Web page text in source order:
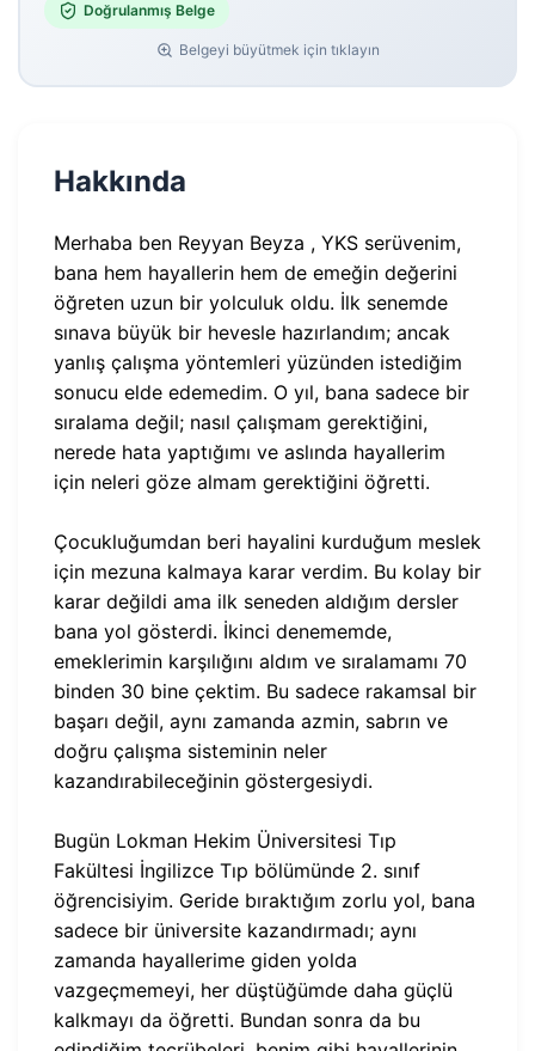
Doğrulanmış Belge
Belgeyi büyütmek için tıklayın
Hakkında
Merhaba ben Reyyan Beyza , YKS serüvenim,
bana hem hayallerin hem de emeğin değerini
öğreten uzun bir yolculuk oldu. İlk senemde
sınava büyük bir hevesle hazırlandım; ancak
yanlış çalışma yöntemleri yüzünden istediğim
sonucu elde edemedim. O yıl, bana sadece bir
sıralama değil; nasıl çalışmam gerektiğini,
nerede hata yaptığımı ve aslında hayallerim
için neleri göze almam gerektiğini öğretti.
Çocukluğumdan beri hayalini kurduğum meslek
için mezuna kalmaya karar verdim. Bu kolay bir
karar değildi ama ilk seneden aldığım dersler
bana yol gösterdi. İkinci denememde,
emeklerimin karşılığını aldım ve sıralamamı 70
binden 30 bine çektim. Bu sadece rakamsal bir
başarı değil, aynı zamanda azmin, sabrın ve
doğru çalışma sisteminin neler
kazandırabileceğinin göstergesiydi.
Bugün Lokman Hekim Üniversitesi Tıp
Fakültesi İngilizce Tıp bölümünde 2. sınıf
öğrencisiyim. Geride bıraktığım zorlu yol, bana
sadece bir üniversite kazandırmadı; aynı
zamanda hayallerime giden yolda
vazgeçmemeyi, her düştüğümde daha güçlü
kalkmayı da öğretti. Bundan sonra da bu